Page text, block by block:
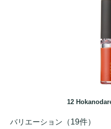
バリエーション （19件）